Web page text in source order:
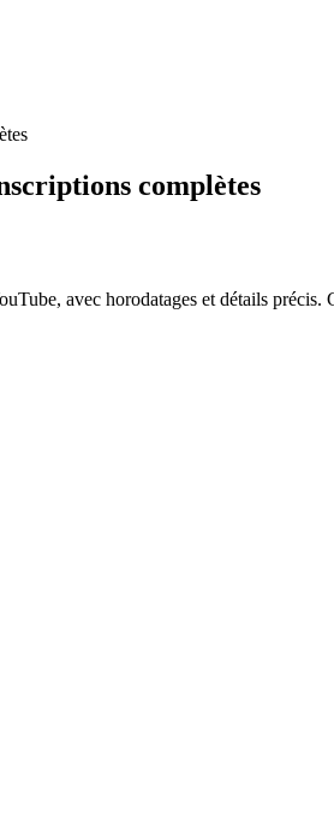
complètes
avec horodatages et détails précis.